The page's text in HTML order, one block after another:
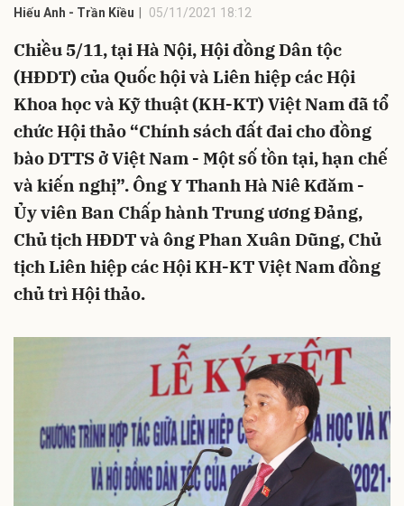
Hiếu Anh - Trần Kiều 05/11/2021 18:12
Chiều 5/11, tại Hà Nội, Hội đồng Dân tộc
(HĐDT) của Quốc hội và Liên hiệp các Hội
Khoa học và Kỹ thuật (KH-KT) Việt Nam đã tổ
chức Hội thảo “Chính sách đất đai cho đồng
bào DTTS ở Việt Nam - Một số tồn tại, hạn chế
và kiến nghị”. Ông Y Thanh Hà Niê Kđăm -
Ủy viên Ban Chấp hành Trung ương Đảng,
Chủ tịch HĐDT và ông Phan Xuân Dũng, Chủ
tịch Liên hiệp các Hội KH-KT Việt Nam đồng
chủ trì Hội thảo.
Hủy